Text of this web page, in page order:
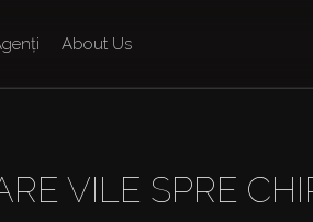
About Us
VILE SPRE